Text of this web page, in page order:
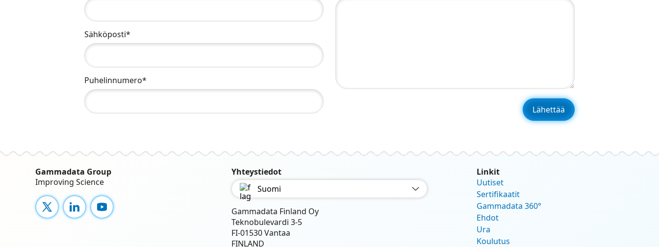
Sähköposti*
Puhelinnumero*
Gammadata Group
Improving Science
X LinkedInYouTube
Yhteystiedot
Suomi
Gammadata Finland Oy
Teknobulevardi 3-5
FI-01530 Vantaa
FINLAND
Linkit
Uutiset
Sertifikaatit
Gammadata 360°
Ehdot
Ura
Koulutus